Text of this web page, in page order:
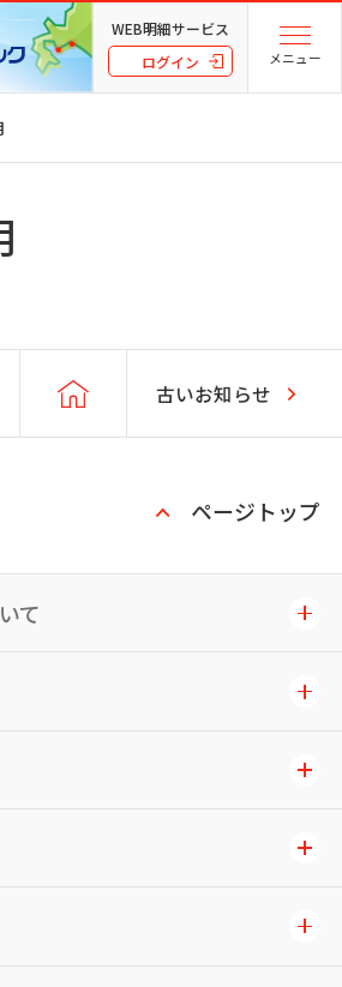
WEB明細サービス
ログイン
メニュー
古いお知らせ
ページトップ
て